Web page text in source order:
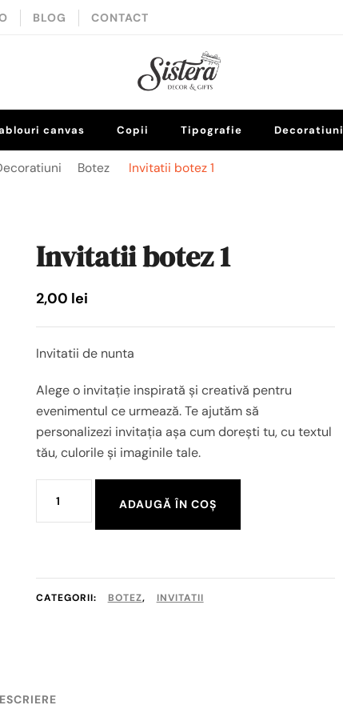
BLOG CONTACT
canvas Copii Tipografie Decoratiuni
Botez Invitatii botez 1
Invitatii botez 1
2,00 lei
Invitatii de nunta
Alege o invitație inspirată și creativă pentru
evenimentul ce urmează. Te ajutăm să
personalizezi invitația așa cum dorești tu, cu textul
tău, culorile și imaginile tale.
Invitatii
ADAUGĂ ÎN COȘ
CATEGORII: BOTEZ, INVITATII